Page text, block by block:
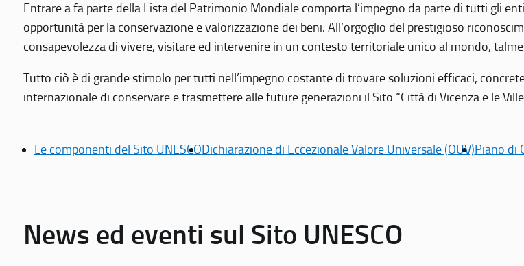
Entrare a fa parte della Lista del Patrimonio Mondiale comporta l’impegno da parte di tutti gli
opportunità per la conservazione e valorizzazione dei beni. All’orgoglio del prestigioso
consapevolezza di vivere, visitare ed intervenire in un contesto territoriale unico al mondo,
Tutto ciò è di grande stimolo per tutti nell’impegno costante di trovare soluzioni efficaci,
internazionale di conservare e trasmettere alle future generazioni il Sito “Città di Vicenza e le
Le componenti del Sito UNESCODichiarazione di Eccezionale Valore Universale (OUV)Piano di
News ed eventi sul Sito UNESCO